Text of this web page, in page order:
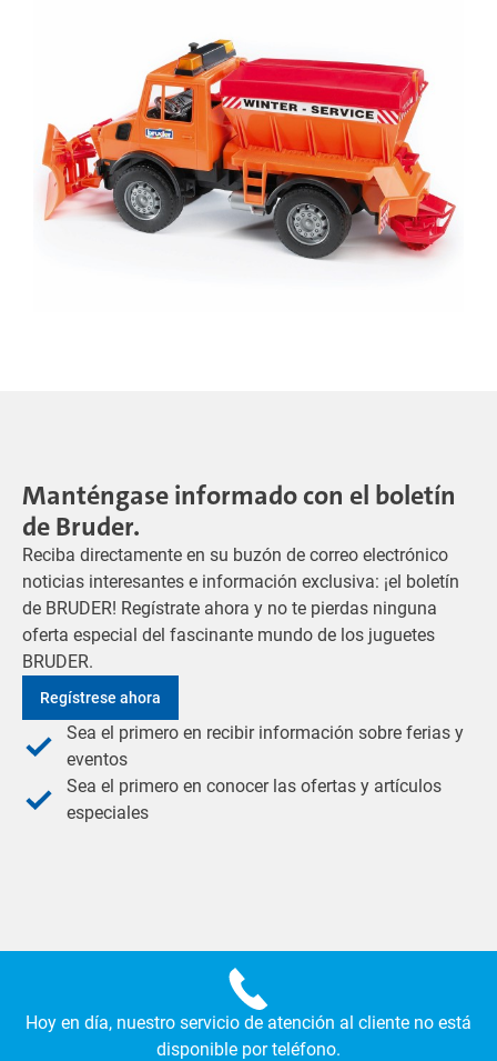
Manténgase informado con el boletín
de Bruder.
Reciba directamente en su buzón de correo electrónico
noticias interesantes e información exclusiva: ¡el boletín
de BRUDER! Regístrate ahora y no te pierdas ninguna
oferta especial del fascinante mundo de los juguetes
BRUDER.
Regístrese ahora
Sea el primero en recibir información sobre ferias y
eventos
Sea el primero en conocer las ofertas y artículos
especiales
Hoy en día, nuestro servicio de atención al cliente no está
disponible por teléfono.